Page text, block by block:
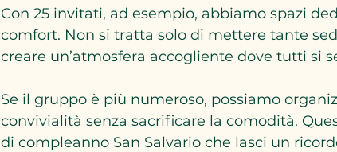
Con 25 invitati, ad esempio, abbiamo spazi
comfort. Non si tratta solo di mettere tante
creare un’atmosfera accogliente dove tutti si
Se il gruppo è più numeroso, possiamo
convivialità senza sacrificare la comodità.
di compleanno San Salvario che lasci un